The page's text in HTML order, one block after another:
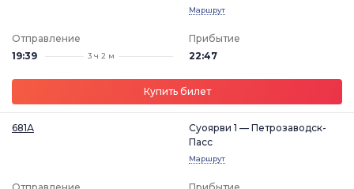
Маршрут
Отправление
19:39
3 ч 2 м
Прибытие
22:47
Купить билет
681А
Суоярви 1 — Петрозаводск-
Пасс
Маршрут